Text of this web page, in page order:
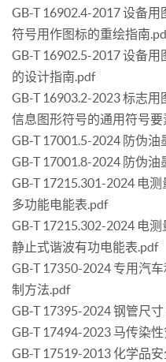
GB-T 16902.4-2017 设备
符号用作图标的重绘指南
GB-T 16902.5-2017 设备
的设计指南.pdf
GB-T 16903.2-2023 标志
信息图形符号的通用符号要
GB-T 17001.5-2024 防伪
GB-T 17001.8-2024 防伪
GB-T 17215.301-2024 电
多功能电能表.pdf
GB-T 17215.302-2024 电
静止式谐波有功电能表.pdf
GB-T 17350-2024 专用汽
制方法.pdf
GB-T 17395-2024 钢管尺
GB-T 17494-2023 马传染
GB-T 17519-2013 化学品